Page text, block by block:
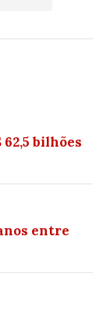
bilhões
entre